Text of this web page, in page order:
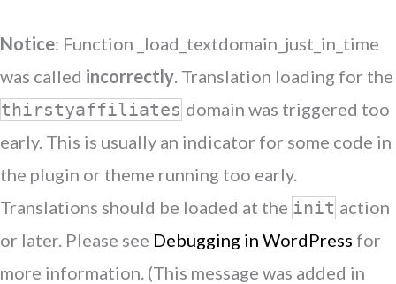
Notice: Function _load_textdomain_just_in_time
was called incorrectly. Translation loading for the
thirstyaffiliates domain was triggered too
early. This is usually an indicator for some code in
the plugin or theme running too early.
Translations should be loaded at the init action
or later. Please see Debugging in WordPress for
more information. (This message was added in